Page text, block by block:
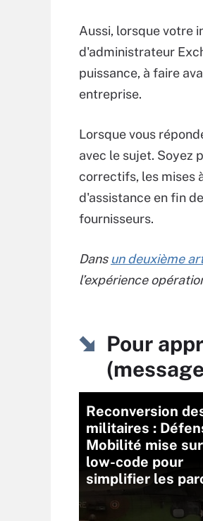
Aussi, lorsque votre
d'administrateur
puissance, à faire
entreprise.
Lorsque vous
avec le sujet. Soyez
correctifs, les mises
d'assistance en fin
fournisseurs.
Dans un deuxième
l’expérience
Pour
Reconversion
militaires :
Mobilité mise
low-code pour
simplifier les